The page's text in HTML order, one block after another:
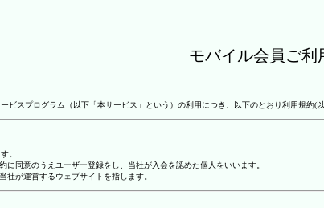
モバイル会員ご利
ビスプログラム（以下「本サービス」という）の利用につき、以下のとおり利用規約
。
同意のうえユーザー登録をし、当社が入会を認めた個人をいいます。
が運営するウェブサイトを指します。